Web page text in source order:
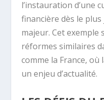
l’instauration d’une
financière dès le
majeur. Cet exemple
réformes similaires
comme la France,
un enjeu d’actualité.